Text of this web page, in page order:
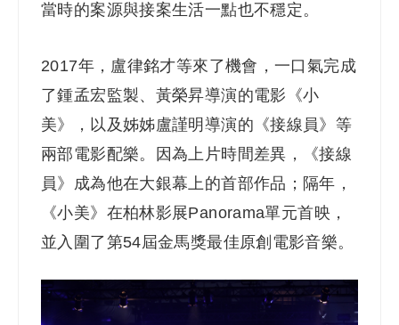
當時的案源與接案生活一點也不穩定。
2017年，盧律銘才等來了機會，一口氣完成
了鍾孟宏監製、黃榮昇導演的電影《小
美》，以及姊姊盧謹明導演的《接線員》等
兩部電影配樂。因為上片時間差異，《接線
員》成為他在大銀幕上的首部作品；隔年，
《小美》在柏林影展Panorama單元首映，
並入圍了第54屆金馬獎最佳原創電影音樂。